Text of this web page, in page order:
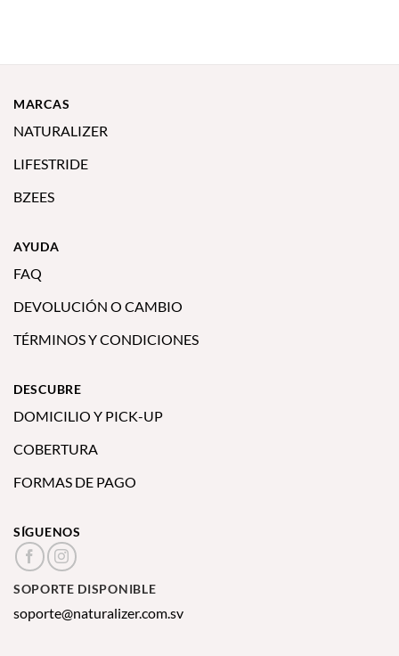
MARCAS
NATURALIZER
LIFESTRIDE
BZEES
AYUDA
FAQ
DEVOLUCIÓN O CAMBIO
TÉRMINOS Y CONDICIONES
DESCUBRE
DOMICILIO Y PICK-UP
COBERTURA
FORMAS DE PAGO
SÍGUENOS
SOPORTE DISPONIBLE
soporte@naturalizer.com.sv